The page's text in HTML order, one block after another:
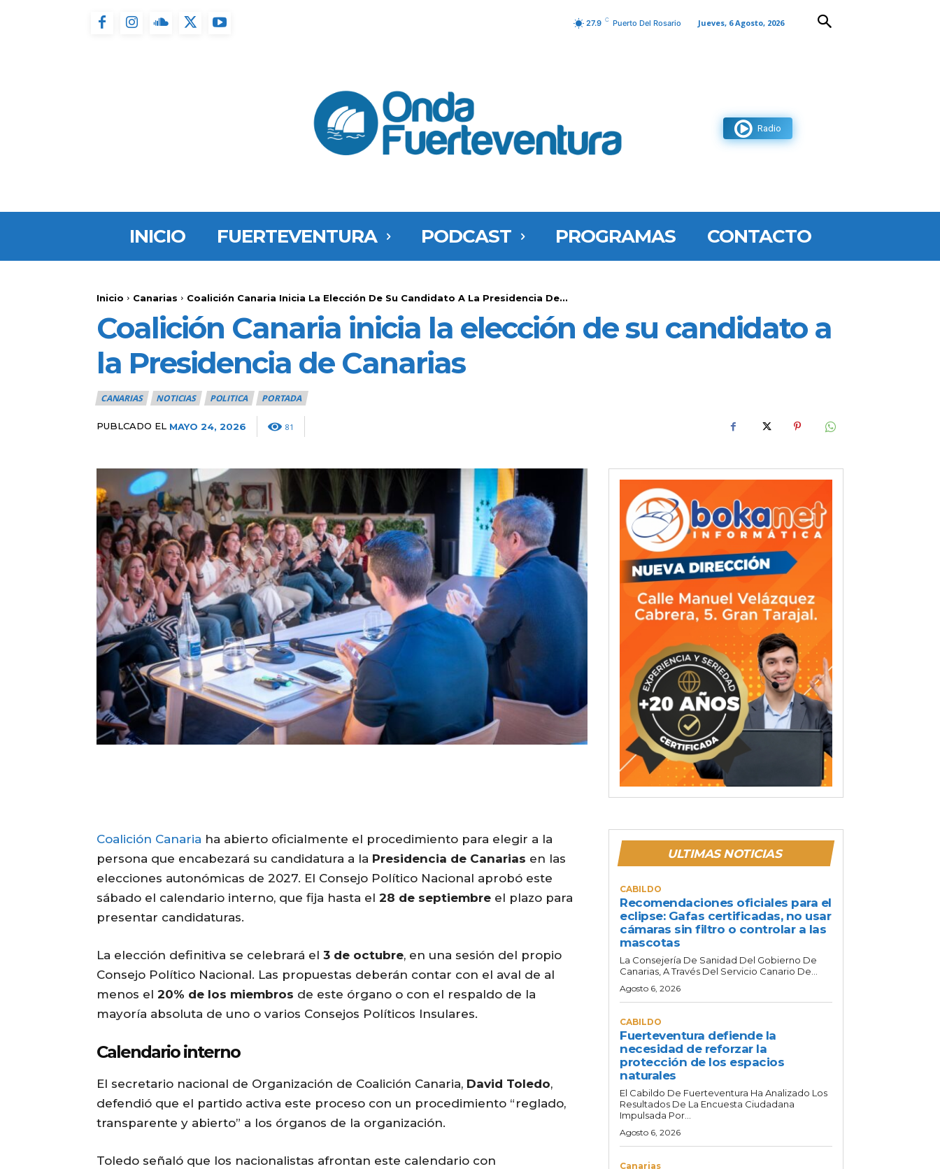
27.9 C Puerto Del Rosario Jueves, 6 Agosto, 2026
Radio
INICIO FUERTEVENTURA PODCAST PROGRAMAS CONTACTO
Inicio Canarias Coalición Canaria Inicia La Elección De Su Candidato A La Presidencia De...
Coalición Canaria inicia la elección de su candidato a
la Presidencia de Canarias
CANARIAS NOTICIAS POLITICA PORTADA
PUBLCADO EL MAYO 24, 2026 81
Coalición Canaria ha abierto oficialmente el procedimiento para elegir a la
persona que encabezará su candidatura a la Presidencia de Canarias en las
elecciones autonómicas de 2027. El Consejo Político Nacional aprobó este
sábado el calendario interno, que fija hasta el 28 de septiembre el plazo para
presentar candidaturas.
La elección definitiva se celebrará el 3 de octubre, en una sesión del propio
Consejo Político Nacional. Las propuestas deberán contar con el aval de al
menos el 20% de los miembros de este órgano o con el respaldo de la
mayoría absoluta de uno o varios Consejos Políticos Insulares.
Calendario interno
El secretario nacional de Organización de Coalición Canaria, David Toledo,
defendió que el partido activa este proceso con un procedimiento “reglado,
transparente y abierto” a los órganos de la organización.
Toledo señaló que los nacionalistas afrontan este calendario con
ULTIMAS NOTICIAS
CABILDO
Recomendaciones oficiales para el
eclipse: Gafas certificadas, no usar
cámaras sin filtro o controlar a las
mascotas
La Consejería De Sanidad Del Gobierno De
Canarias, A Través Del Servicio Canario De...
Agosto 6, 2026
CABILDO
Fuerteventura defiende la
necesidad de reforzar la
protección de los espacios
naturales
El Cabildo De Fuerteventura Ha Analizado Los
Resultados De La Encuesta Ciudadana
Impulsada Por...
Agosto 6, 2026
Canarias